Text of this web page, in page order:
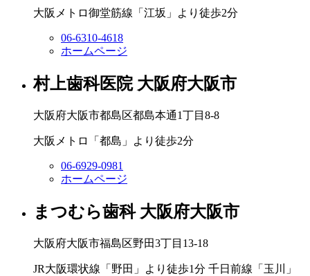
大阪メトロ御堂筋線「江坂」より徒歩2分
06-6310-4618
ホームページ
村上歯科医院 大阪府大阪市
大阪府大阪市都島区都島本通1丁目8-8
大阪メトロ「都島」より徒歩2分
06-6929-0981
ホームページ
まつむら歯科 大阪府大阪市
大阪府大阪市福島区野田3丁目13-18
JR大阪環状線「野田」より徒歩1分 千日前線「玉川」